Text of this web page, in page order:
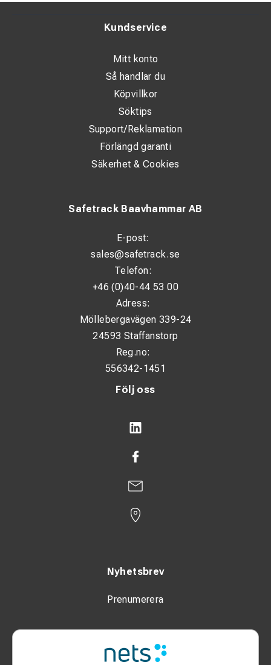
Följ oss
Nyhetsbrev
Prenumerera
Safetrack Baavhammar AB
E-post:
sales@safetrack.se
Telefon:
+46 (0)40-44 53 00
Adress:
Möllebergavägen 339-24
24593 Staffanstorp
Reg.no:
556342-1451
Kundservice
Mitt konto
Så handlar du
Köpvillkor
Söktips
Support/Reklamation
Förlängd garanti
Säkerhet & Cookies